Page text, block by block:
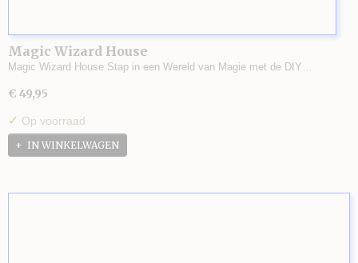
Magic Wizard House
Magic Wizard House Stap in een Wereld van Magie met de DIY…
€ 49,95
✓ Op voorraad
IN WINKELWAGEN